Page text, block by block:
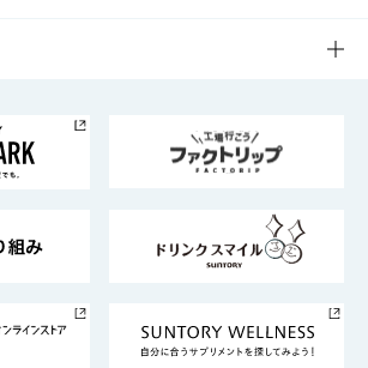
ル
バーズ大阪
ィTOP
えるサステナビリティ経営